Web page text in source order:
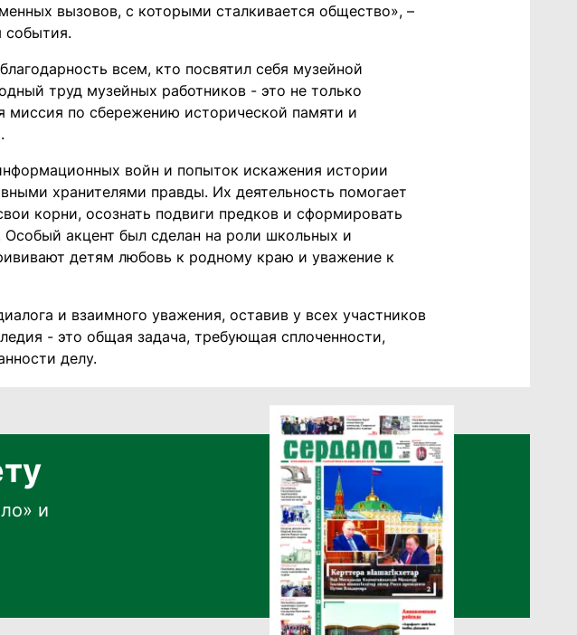
вызовов, с которыми сталкивается общество», –
события.
всем, кто посвятил себя музейной
труд музейных работников - это не только
миссия по сбережению исторической памяти и
войн и попыток искажения истории
хранителями правды. Их деятельность помогает
корни, осознать подвиги предков и сформировать
акцент был сделан на роли школьных и
детям любовь к родному краю и уважение к
и взаимного уважения, оставив у всех участников
- это общая задача, требующая сплоченности,
делу.
и